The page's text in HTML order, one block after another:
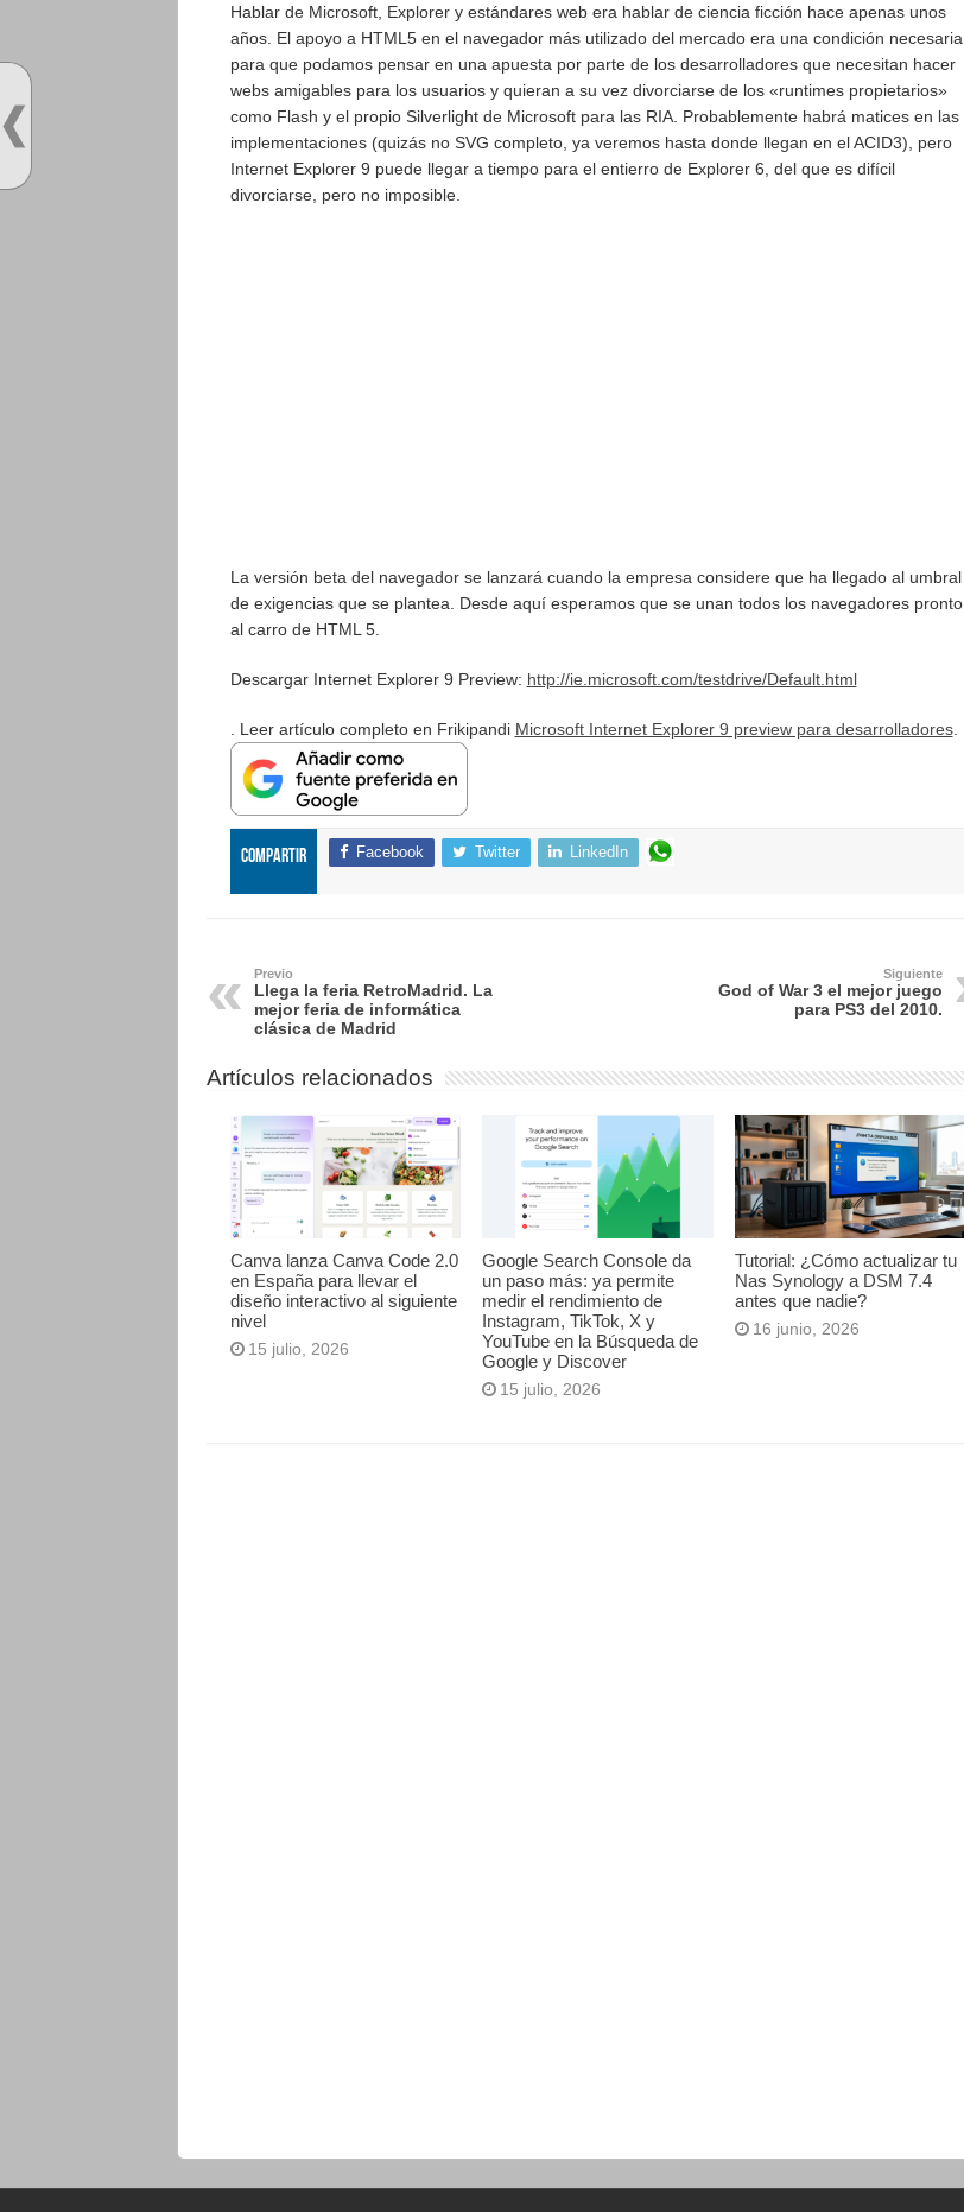
Hablar de Microsoft, Explorer y estándares web era hablar de ciencia ficción hace apenas unos
años. El apoyo a HTML5 en el navegador más utilizado del mercado era una condición necesaria
para que podamos pensar en una apuesta por parte de los desarrolladores que necesitan hacer
webs amigables para los usuarios y quieran a su vez divorciarse de los «runtimes propietarios»
como Flash y el propio Silverlight de Microsoft para las RIA. Probablemente habrá matices en las
implementaciones (quizás no SVG completo, ya veremos hasta donde llegan en el ACID3), pero
Internet Explorer 9 puede llegar a tiempo para el entierro de Explorer 6, del que es difícil
divorciarse, pero no imposible.
La versión beta del navegador se lanzará cuando la empresa considere que ha llegado al umbral
de exigencias que se plantea. Desde aquí esperamos que se unan todos los navegadores pronto
al carro de HTML 5.
Descargar Internet Explorer 9 Preview: http://ie.microsoft.com/testdrive/Default.html
. Leer artículo completo en Frikipandi Microsoft Internet Explorer 9 preview para desarrolladores.
Compartir Facebook Twitter LinkedIn
Previo
Llega la feria RetroMadrid. La
mejor feria de informática
clásica de Madrid
Siguiente
God of War 3 el mejor juego
para PS3 del 2010.
Artículos relacionados
Canva lanza Canva Code 2.0
en España para llevar el
diseño interactivo al siguiente
nivel
15 julio, 2026
Google Search Console da
un paso más: ya permite
medir el rendimiento de
Instagram, TikTok, X y
YouTube en la Búsqueda de
Google y Discover
15 julio, 2026
Tutorial: ¿Cómo actualizar tu
Nas Synology a DSM 7.4
antes que nadie?
16 junio, 2026